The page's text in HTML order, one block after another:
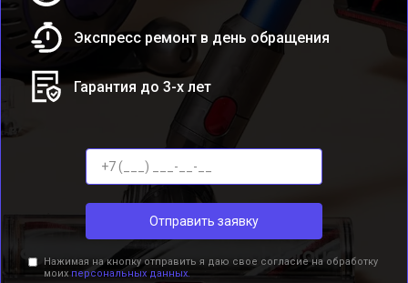
Экспресс ремонт в день обращения
Гарантия до 3-х лет
Отправить заявку
Нажимая на кнопку отправить я даю свое согласие на обработку
моих персональных данных.